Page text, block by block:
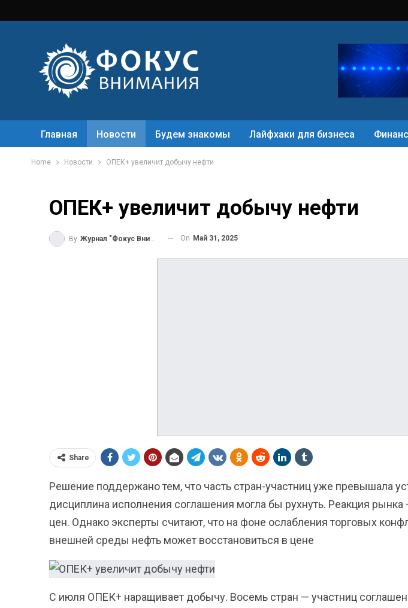
Главная Новости Будем знакомы Лайфхаки для бизнеса
Home Новости ОПЕК+ увеличит добычу нефти
ОПЕК+ увеличит добычу нефти
By Журнал "Фокус Внимания" On Май 31, 2025
Share
Решение поддержано тем, что часть стран-участниц уже превышала
дисциплина исполнения соглашения могла бы рухнуть. Реакция
цен. Однако эксперты считают, что на фоне ослабления торговых
внешней среды нефть может восстановиться в цене
С июля ОПЕК+ наращивает добычу. Восемь стран — участниц